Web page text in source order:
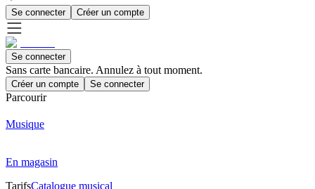
Se connecter Créer un compte
Se connecter
Sans carte bancaire. Annulez à tout moment.
Créer un compte Se connecter
Parcourir
Musique
En magasin
TarifsCatalogue musical